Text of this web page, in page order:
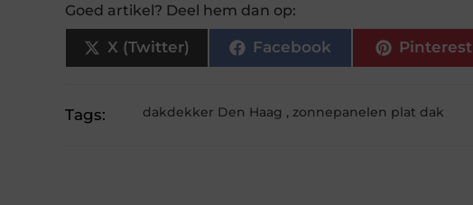
Goed artikel? Deel hem dan op:
X (Twitter) Facebook Pinterest
Tags: dakdekker Den Haag ,zonnepanelen plat dak